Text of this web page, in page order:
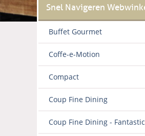
Buffet Gourmet
Coffe-e-Motion
Compact
Coup Fine Dining
Coup Fine Dining - Fantastic